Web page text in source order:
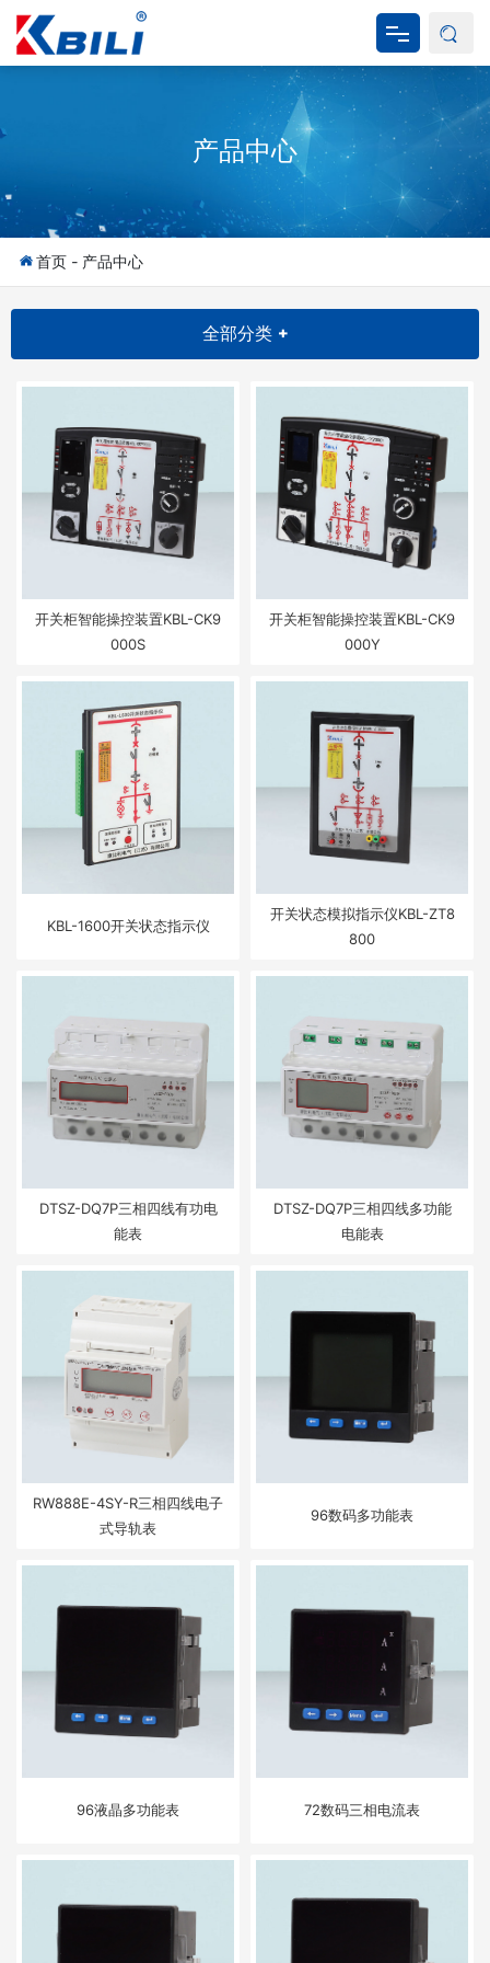
产品中心
新闻资讯
联系我们
产品中心
首页 - 产品中心
全部分类 +
开关柜智能操控装置KBL-CK9
000S
开关柜智能操控装置KBL-CK9
000Y
KBL-1600开关状态指示仪
开关状态模拟指示仪KBL-ZT8
800
DTSZ-DQ7P三相四线有功电
能表
DTSZ-DQ7P三相四线多功能
电能表
RW888E-4SY-R三相四线电子
式导轨表
96数码多功能表
96液晶多功能表 72数码三相电流表